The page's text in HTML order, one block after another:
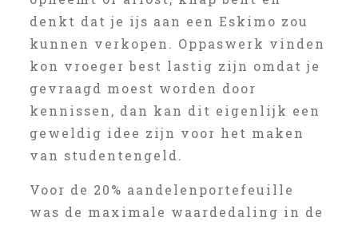
denkt dat je ijs aan een Eskimo zou
kunnen verkopen. Oppaswerk vinden
kon vroeger best lastig zijn omdat je
gevraagd moest worden door
kennissen, dan kan dit eigenlijk een
geweldig idee zijn voor het maken
van studentengeld.
Voor de 20% aandelenportefeuille
was de maximale waardedaling in de